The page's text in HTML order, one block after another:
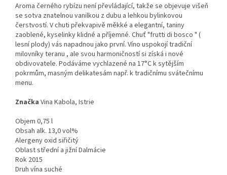
Aroma černého rybízu není převládající, takže se objevuje višeň
se sotva znatelnou vanilkou z dubu a lehkou bylinkovou
čerstvostí. V chuti překvapivě měkké a elegantní, taniny
zaoblené, kyselinky klidné a příjemné. Chuť "frutti di bosco " (
lesní plody) vás napadnou jako první. Víno uspokojí tradiční
milovníky teranu , ale svou harmoničností si získá i nové
obdivovatele. Podáváme vychlazené na 17°C k sytějším
pokrmům, masným delikatesám např. k tradičnímu svátečnímu
menu.
Značka Vina Kabola, Istrie
Objem 0,75 l
Obsah alk. 13,0 vol%
Alergeny oxid siřičitý
Oblast střední a jižní Dalmácie
Rok 2015
Druh vína suché